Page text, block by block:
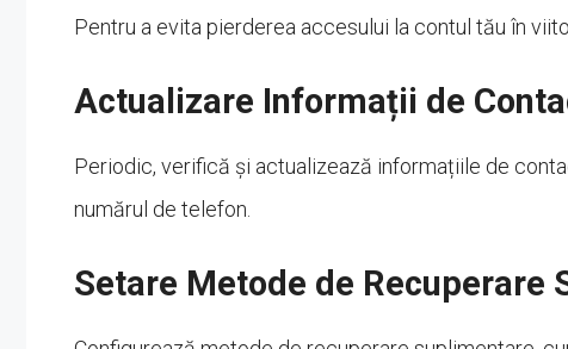
Pentru a evita pierderea accesului la contul tău în
Actualizare Informații de
Periodic, verifică și actualizează informațiile de
numărul de telefon.
Setare Metode de Recuperare